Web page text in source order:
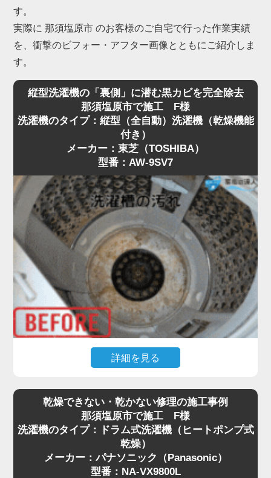
す。
実際に 那須塩原市 のお客様のご自宅で行った作業実績
を、衝撃のビフォー・アフター画像とともにご紹介しま
す。
縦型洗濯機の「裏側」に潜む黒カビを完全除去
那須塩原市で施工 F様
洗濯機のタイプ：縦型（全自動）洗濯機（乾燥機能
付き）
メーカー：東芝（TOSHIBA）
型番：AW-9SV7
詳細を見る
物に黒いカス（ワカメ）が付く」「洗ってもなんと
なくカビ臭い」といったお悩みはありませんか？
実はそれ、洗濯槽の裏側にびっしりとこびりついた
黒カビや、溶け残った洗剤カスが原因です。
特に那須塩原市は、設置環境や湿気の影響もあり、
乾燥できない・乾かない修理の施工事例
那須塩原市で施工 F様
洗濯機のタイプ：ドラム式洗濯機（ヒートポンプ式
乾燥）
メーカー：パナソニック（Panasonic）
型番：NA-VX9800L